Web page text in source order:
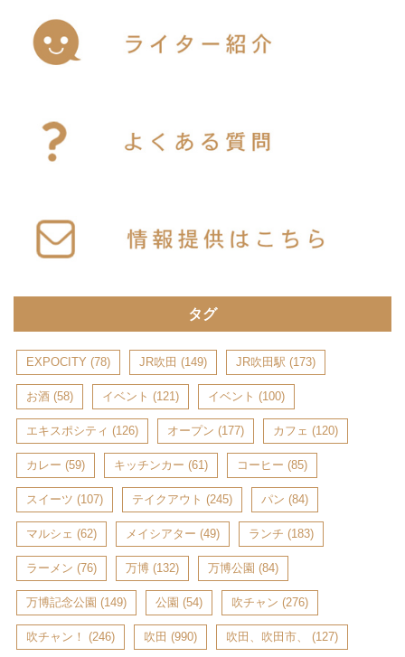
タグ
EXPOCITY (78) JR吹田 (149) JR吹田駅 (173)
お酒 (58) イベント (121) イベント (100)
エキスポシティ (126) オープン (177) カフェ (120)
カレー (59) キッチンカー (61) コーヒー (85)
スイーツ (107) テイクアウト (245) パン (84)
マルシェ (62) メイシアター (49) ランチ (183)
ラーメン (76) 万博 (132) 万博公園 (84)
万博記念公園 (149) 公園 (54) 吹チャン (276)
吹チャン！ (246) 吹田 (990) 吹田、吹田市、 (127)